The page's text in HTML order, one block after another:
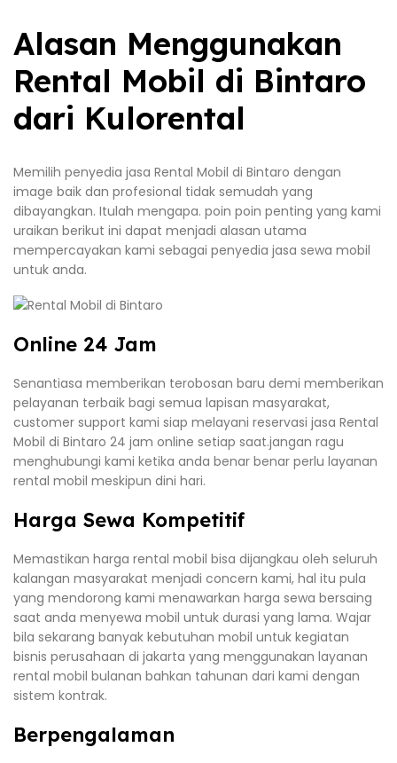
Alasan Menggunakan
Rental Mobil di Bintaro
dari Kulorental
Memilih penyedia jasa Rental Mobil di Bintaro dengan
image baik dan profesional tidak semudah yang
dibayangkan. Itulah mengapa. poin poin penting yang kami
uraikan berikut ini dapat menjadi alasan utama
mempercayakan kami sebagai penyedia jasa sewa mobil
untuk anda.
Online 24 Jam
Senantiasa memberikan terobosan baru demi memberikan
pelayanan terbaik bagi semua lapisan masyarakat,
customer support kami siap melayani reservasi jasa Rental
Mobil di Bintaro 24 jam online setiap saat.jangan ragu
menghubungi kami ketika anda benar benar perlu layanan
rental mobil meskipun dini hari.
Harga Sewa Kompetitif
Memastikan harga rental mobil bisa dijangkau oleh seluruh
kalangan masyarakat menjadi concern kami, hal itu pula
yang mendorong kami menawarkan harga sewa bersaing
saat anda menyewa mobil untuk durasi yang lama. Wajar
bila sekarang banyak kebutuhan mobil untuk kegiatan
bisnis perusahaan di jakarta yang menggunakan layanan
rental mobil bulanan bahkan tahunan dari kami dengan
sistem kontrak.
Berpengalaman